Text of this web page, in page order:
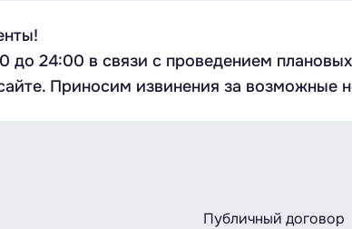
до 24:00 в связи с проведением
Приносим извинения за возможные
Публичный договор